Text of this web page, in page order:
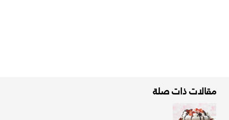
مقالات ذات صلة